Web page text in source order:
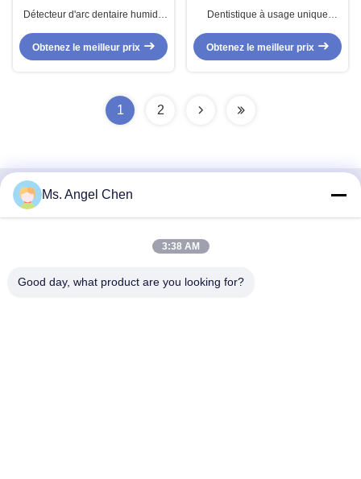
Détecteur d'arc dentaire humide
de finition en plâtre dentaire
Obtenez le meilleur prix
Dentistique à usage unique
plastique Dents blanchissants
Obtenez le meilleur prix
1 2
Contact rapide
Route Xingye Est, Ville de Shishan, District de Nanhai, Ville
Ms. Angel Chen
3:38 AM
Good day, what product are you looking for?